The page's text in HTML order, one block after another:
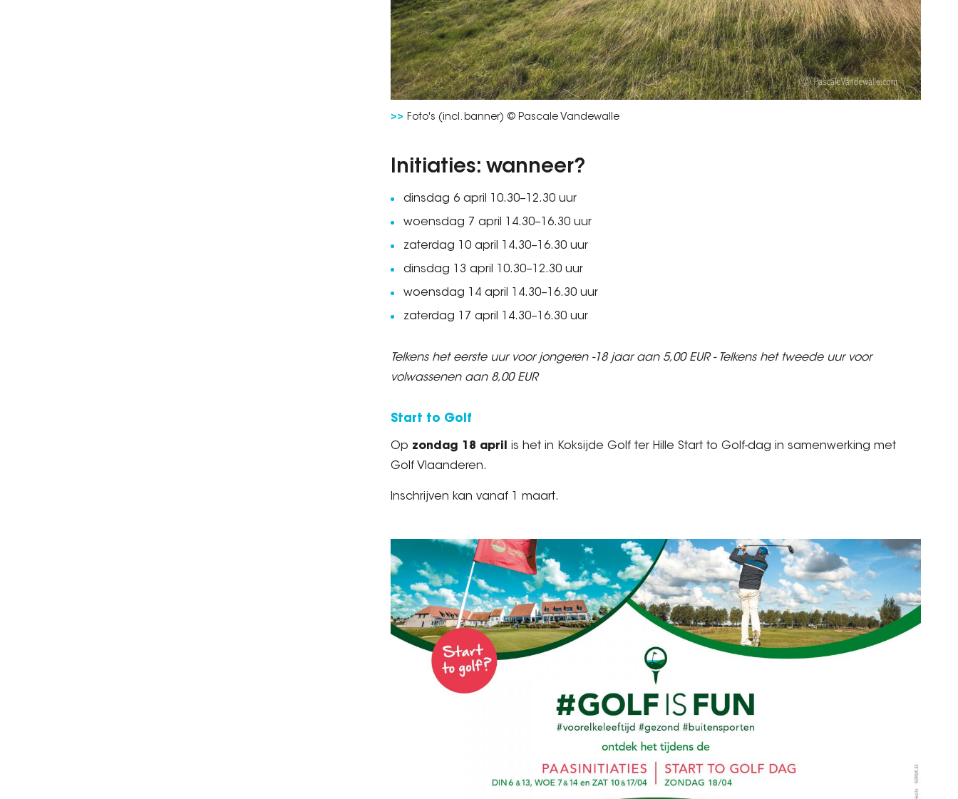
Foto's (incl. banner) © Pascale Vandewalle
Initiaties: wanneer?
dinsdag 6 april 10.30–12.30 uur
woensdag 7 april 14.30–16.30 uur
zaterdag 10 april 14.30–16.30 uur
dinsdag 13 april 10.30–12.30 uur
woensdag 14 april 14.30–16.30 uur
zaterdag 17 april 14.30–16.30 uur
Telkens het eerste uur voor jongeren -18 jaar aan 5,00 EUR - Telkens het tweede uur voor
volwassenen aan 8,00 EUR
Start to Golf
Op zondag 18 april
is het in Koksijde Golf ter Hille Start to Golf-dag in samenwerking met
Golf Vlaanderen.
Inschrijven kan vanaf 1 maart.